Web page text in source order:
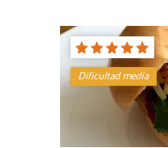
Dificultad media